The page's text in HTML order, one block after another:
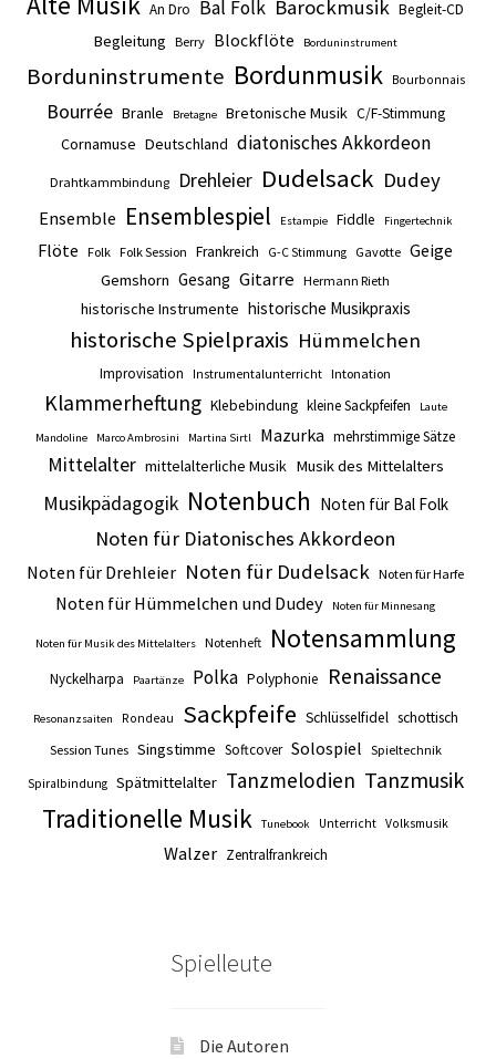
An Dro Bal Folk Barockmusik Begleit-CD
Begleitung Berry Blockflöte Borduninstrument
Borduninstrumente Bordunmusik Bourbonnais
Bourrée Branle Bretagne Bretonische Musik C/F-Stimmung
Cornamuse Deutschland diatonisches Akkordeon
Drahtkammbindung Drehleier Dudelsack Dudey
Ensemble Ensemblespiel Estampie Fiddle Fingertechnik
Flöte Folk Folk Session Frankreich G-C Stimmung Gavotte Geige
Gemshorn Gesang Gitarre Hermann Rieth
historische Instrumente historische Musikpraxis
historische Spielpraxis Hümmelchen
Improvisation Instrumentalunterricht Intonation
Klammerheftung Klebebindung kleine Sackpfeifen Laute
Mandoline Marco Ambrosini Martina Sirtl Mazurka mehrstimmige Sätze
Mittelalter mittelalterliche Musik Musik des Mittelalters
Musikpädagogik Notenbuch Noten für Bal Folk
Noten für Diatonisches Akkordeon
Noten für Drehleier Noten für Dudelsack Noten für Harfe
Noten für Hümmelchen und Dudey Noten für Minnesang
Noten für Musik des Mittelalters Notenheft Notensammlung
Nyckelharpa Paartänze Polka Polyphonie Renaissance
Resonanzsaiten Rondeau Sackpfeife Schlüsselfidel schottisch
Session Tunes Singstimme Softcover Solospiel Spieltechnik
Spiralbindung Spätmittelalter Tanzmelodien Tanzmusik
Traditionelle Musik Tunebook Unterricht Volksmusik
Walzer Zentralfrankreich
Spielleute
Die Autoren